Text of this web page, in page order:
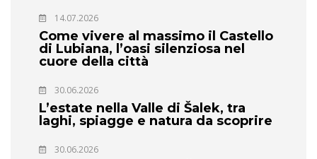
14.07.2026
Come vivere al massimo il Castello
di Lubiana, l’oasi silenziosa nel
cuore della città
30.06.2026
L’estate nella Valle di Šalek, tra
laghi, spiagge e natura da scoprire
30.06.2026